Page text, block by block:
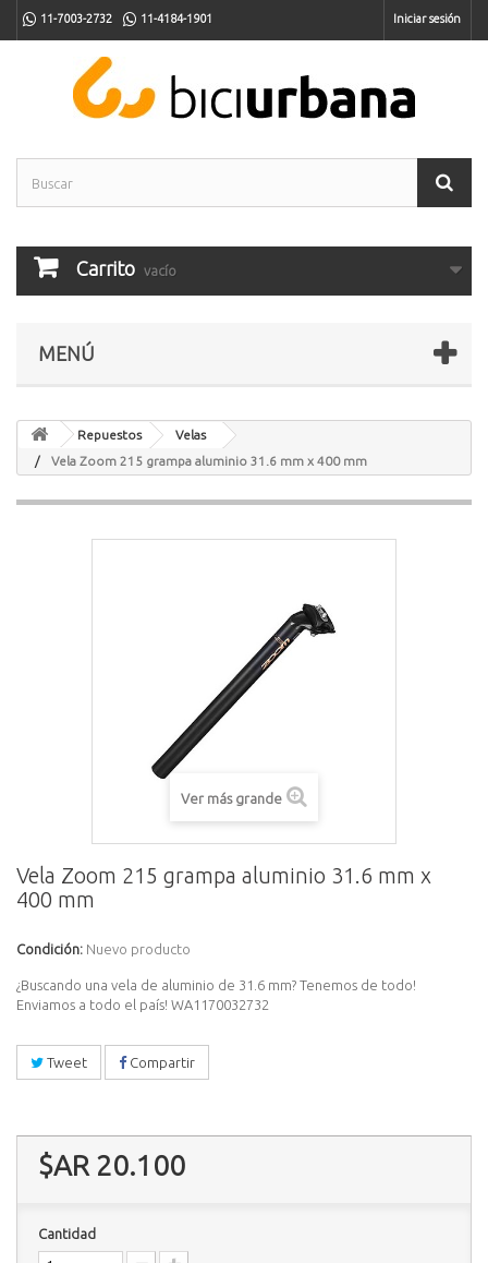
11-7003-2732 11-4184-1901 Iniciar sesión
Carrito vacío
MENÚ
Repuestos
Velas
Vela Zoom 215 grampa aluminio 31.6 mm x 400 mm
Ver más grande
Vela Zoom 215 grampa aluminio 31.6 mm x
400 mm
Condición: Nuevo producto
¿Buscando una vela de aluminio de 31.6 mm? Tenemos de todo!
Enviamos a todo el país! WA1170032732
Tweet Compartir
$AR 20.100
Cantidad